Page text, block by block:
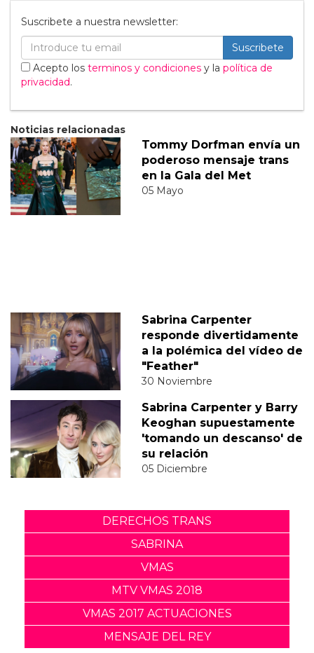
Suscribete a nuestra newsletter:
Suscribete
Acepto los terminos y condiciones y la política de
privacidad.
Noticias relacionadas
Tommy Dorfman envía un
poderoso mensaje trans
en la Gala del Met
05 Mayo
Sabrina Carpenter
responde divertidamente
a la polémica del vídeo de
"Feather"
30 Noviembre
Sabrina Carpenter y Barry
Keoghan supuestamente
'tomando un descanso' de
su relación
05 Diciembre
DERECHOS TRANS
SABRINA
VMAS
MTV VMAS 2018
VMAS 2017 ACTUACIONES
MENSAJE DEL REY